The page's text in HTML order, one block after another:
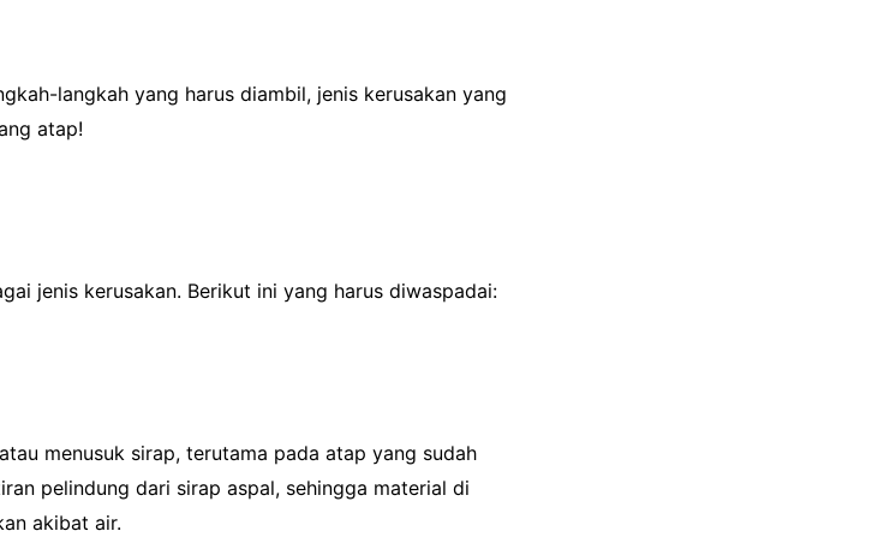
langkah yang harus diambil, jenis kerusakan yang
atap!
jenis kerusakan. Berikut ini yang harus diwaspadai:
menusuk sirap, terutama pada atap yang sudah
pelindung dari sirap aspal, sehingga material di
akibat air.